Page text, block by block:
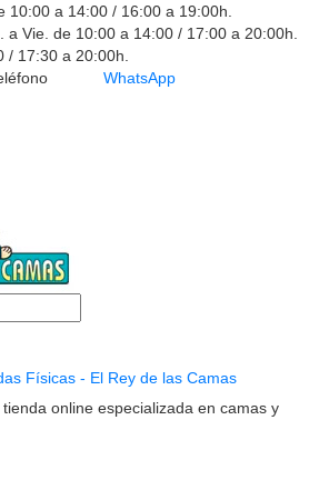
10:00 a 14:00 / 16:00 a 19:00h.
a Vie. de 10:00 a 14:00 / 17:00 a 20:00h.
/ 17:30 a 20:00h.
WhatsApp
Físicas - El Rey de las Camas
, tienda online especializada en camas y